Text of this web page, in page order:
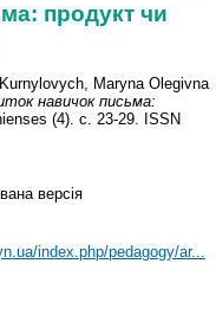
продукт чи
Kurnylovych, Maryna Olegivna
навичок письма:
(4). с. 23-29. ISSN
версія
index.php/pedagogy/ar...